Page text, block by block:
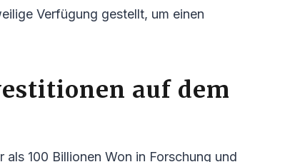
Verfügung gestellt, um einen
auf dem
100 Billionen Won in Forschung und